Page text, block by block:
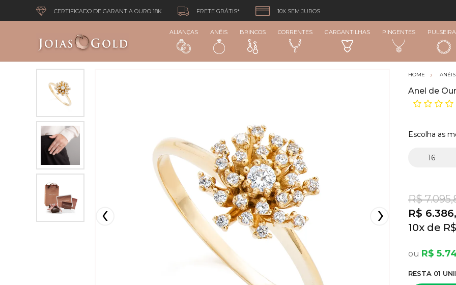
CERTIFICADO DE GARANTIA OURO 18K FRETE GRÁTIS* 10X SEM JUROS
ALIANÇAS ANÉIS BRINCOS CORRENTES GARGANTILHAS PINGENTES
ANÉIS
Anel de
Escolha as
R$
R$
10x
R$
RESTA 01